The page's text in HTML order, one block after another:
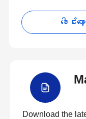
ဒေါင်
Download the